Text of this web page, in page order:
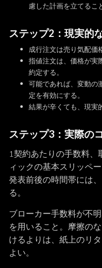
慮した計画を立てるこ
ステップ2：現実的
成行注文は売り気配価
指値注文は、価格が実
約定する。
可能であれば、変動の
定を有効にする。
結果が辛くても、現実
ステップ3：実際の
1契約あたりの手数料
ィックの基本スリッペ
発表前後の時間帯には
る。
ブローカー手数料が不
を用いること。摩擦の
けるよりは、紙上のリ
よい。